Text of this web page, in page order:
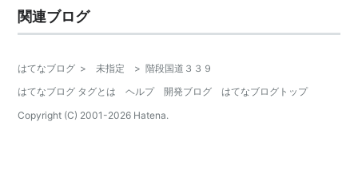
れた人造湖に架かる、日本一長い木造のアーチ橋です。
名前の通り、鶴が羽ばたいているような優雅な橋で、朝
関連ブログ
はてなブログ > 未指定 > 階段国道３３９
はてなブログ タグとは
ヘルプ 開発ブログ
はてなブログトップ
Copyright (C) 2001-2026 Hatena.